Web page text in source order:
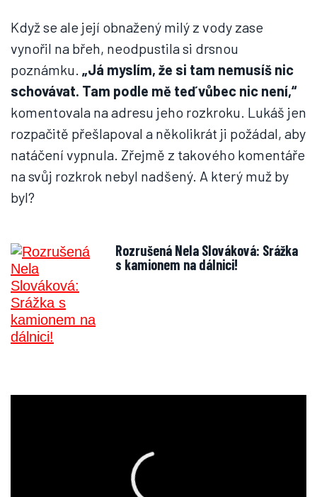
Když se ale její obnažený milý z vody zase
vynořil na břeh, neodpustila si drsnou
poznámku. „Já myslím, že si tam nemusíš nic
schovávat. Tam podle mě teď vůbec nic není,“
komentovala na adresu jeho rozkroku. Lukáš jen
rozpačitě přešlapoval a několikrát ji požádal, aby
natáčení vypnula. Zřejmě z takového komentáře
na svůj rozkrok nebyl nadšený. A který muž by
byl?
Rozrušená Nela Slováková: Srážka
s kamionem na dálnici!